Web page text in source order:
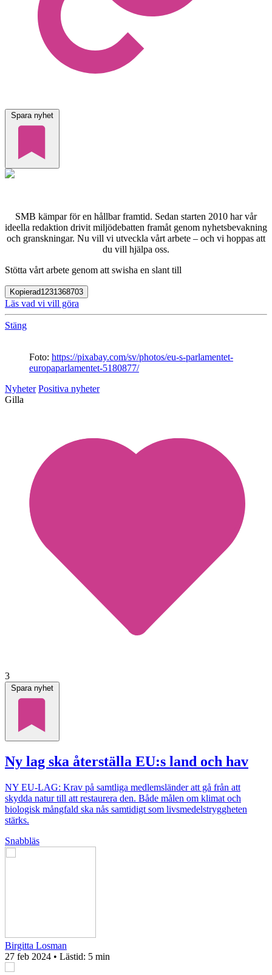
Spara nyhet
SMB kämpar för en hållbar framtid. Sedan starten 2010 har vår
ideella redaktion drivit miljödebatten framåt genom nyhetsbevakning
och granskningar. Nu vill vi utveckla vårt arbete – och vi hoppas att
du vill hjälpa oss.
Stötta vårt arbete genom att swisha en slant till
Kopierad1231368703
Läs vad vi vill göra
Stäng
Foto: https://pixabay.com/sv/photos/eu-s-parlamentet-
europaparlamentet-5180877/
Nyheter Positiva nyheter
Gilla
3
Spara nyhet
Ny lag ska återställa EU:s land och hav
NY EU-LAG: Krav på samtliga medlemsländer att gå från att
skydda natur till att restaurera den. Både målen om klimat och
biologisk mångfald ska nås samtidigt som livsmedelstryggheten
stärks.
Snabbläs
Birgitta Losman
27 feb 2024 • Lästid: 5 min